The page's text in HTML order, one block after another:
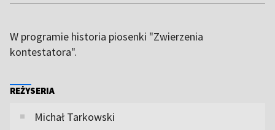
W programie historia piosenki "Zwierzenia
kontestatora".
REŻYSERIA
Michał Tarkowski